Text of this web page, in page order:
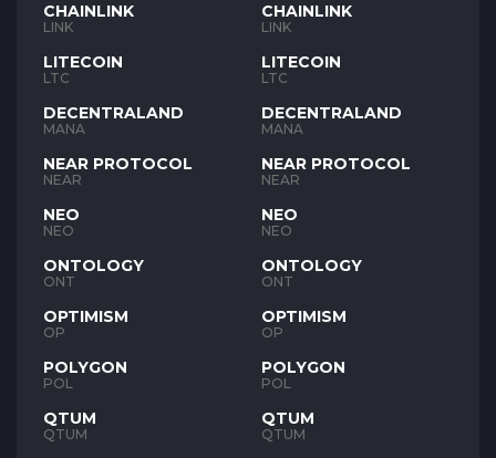
CHAINLINK
LINK
LITECOIN
LTC
DECENTRALAND
MANA
NEAR PROTOCOL
NEAR
NEO
NEO
ONTOLOGY
ONT
OPTIMISM
OP
POLYGON
POL
QTUM
QTUM
CHAINLINK
LINK
LITECOIN
LTC
DECENTRALAND
MANA
NEAR PROTOCOL
NEAR
NEO
NEO
ONTOLOGY
ONT
OPTIMISM
OP
POLYGON
POL
QTUM
QTUM